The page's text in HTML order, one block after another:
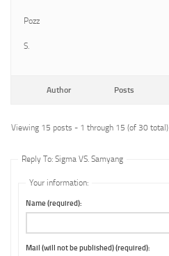
Pozz
S.
Author Posts
Viewing 15 posts - 1 through 15 (of 30 total)
Reply To: Sigma VS. Samyang
Your information:
Name (required):
Mail (will not be published) (required):